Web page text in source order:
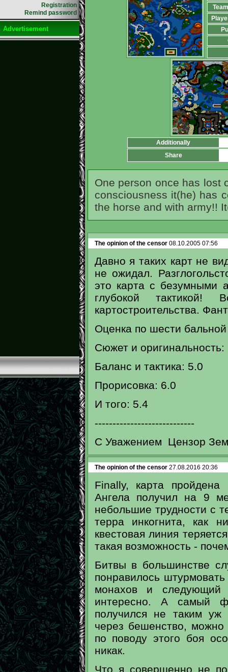
Registration
Remind password
Advertisement
Additionally
Share
One person once has lost
consciousness it(he) has
the horse and with army!!
The opinion of the censor08.10.2005 07:56
Давно я таких карт не
не ожидал.
это карта с безумными
глубокой
картостроительства.
Оценка по шести
Сюжет и оригинальность:
Баланс и тактика: 5.0
Прорисовка: 6.0
И того: 5.4
----------------------------
С Уважением Цензор
The opinion of the censor27.08.2016 20:36
Finally, карта
Ангела получил на 9
небольшие трудности с
терра инкогнита, как
квестовая линия
такая возможность -
Битвы в большинстве
понравилось
монахов и следующий
интересно. А самый
получился не таким
через бешенство,
по поводу этого боя
никак.
Что я совершенно не